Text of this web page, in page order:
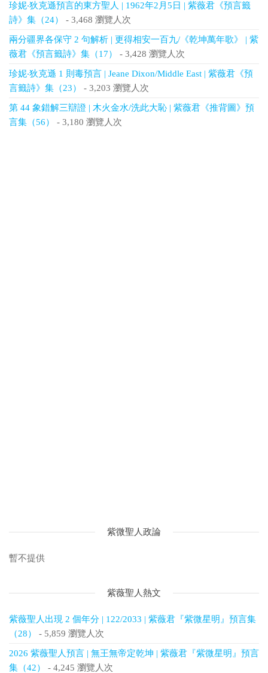
珍妮‧狄克遜預言的東方聖人 | 1962年2月5日 | 紫薇君《預言籤
詩》集（24）
- 3,468 瀏覽人次
兩分疆界各保守 2 句解析 | 更得相安一百九/《乾坤萬年歌》 | 紫
薇君《預言籤詩》集（17）
- 3,428 瀏覽人次
珍妮‧狄克遜 1 則毒預言 | Jeane Dixon/Middle East | 紫薇君《預
言籤詩》集（23）
- 3,203 瀏覽人次
第 44 象錯解三辯證 | 木火金水/洗此大恥 | 紫薇君《推背圖》預
言集（56）
- 3,180 瀏覽人次
紫微聖人政論
暫不提供
紫薇聖人熱文
紫薇聖人出現 2 個年分 | 122/2033 | 紫薇君『紫微星明』預言集
（28）
- 5,859 瀏覽人次
2026 紫薇聖人預言 | 無王無帝定乾坤 | 紫薇君『紫微星明』預言
集（42）
- 4,245 瀏覽人次